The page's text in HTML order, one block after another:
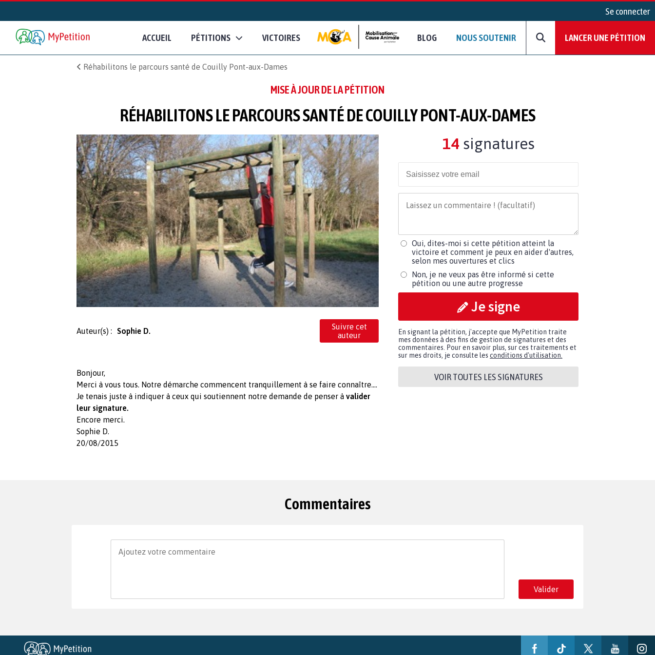
Se connecter
ACCUEIL PÉTITIONS VICTOIRES BLOG NOUS SOUTENIR LANCER UNE PÉTITION
Réhabilitons le parcours santé de Couilly Pont-aux-Dames
MISE À JOUR DE LA PÉTITION
RÉHABILITONS LE PARCOURS SANTÉ DE COUILLY PONT-AUX-DAMES
Auteur(s) : Sophie D.
Suivre cet
auteur
Bonjour,
Merci à vous tous. Notre démarche commencent tranquillement à se faire connaître....
Je tenais juste à indiquer à ceux qui soutiennent notre demande de penser à valider
leur signature.
Encore merci.
Sophie D.
20/08/2015
14signatures
Oui, dites-moi si cette pétition atteint la
victoire et comment je peux en aider d'autres,
selon mes ouvertures et clics
Non, je ne veux pas être informé si cette
pétition ou une autre progresse
Je signe
En signant la pétition, j'accepte que MyPetition traite
mes données à des fins de gestion de signatures et des
commentaires. Pour en savoir plus, sur ces traitements et
sur mes droits, je consulte les conditions d'utilisation.
VOIR TOUTES LES SIGNATURES
Commentaires
Valider